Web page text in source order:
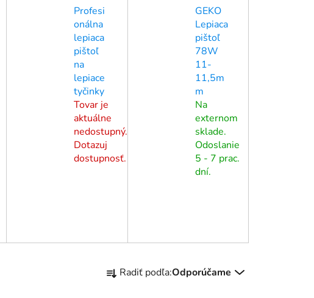
Profesi
onálna
lepiaca
pištoľ
na
lepiace
tyčinky
Tovar je
aktuálne
nedostupný.
Dotazuj
dostupnosť.
GEKO
Lepiaca
pištoľ
78W
11-
11,5m
m
Na
externom
sklade.
Odoslanie
5 - 7 prac.
dní.
a Radiť podľa:Odporúčame